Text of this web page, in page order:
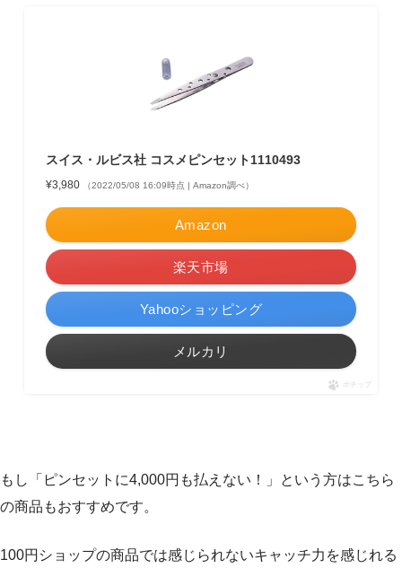
スイス・ルビス社 コスメピンセット1110493
¥3,980 （2022/05/08 16:09時点 | Amazon調べ）
Amazon
楽天市場
Yahooショッピング
メルカリ
ポチップ
もし「ピンセットに4,000円も払えない！」という方はこちら
の商品もおすすめです。
100円ショップの商品では感じられないキャッチ力を感じれる